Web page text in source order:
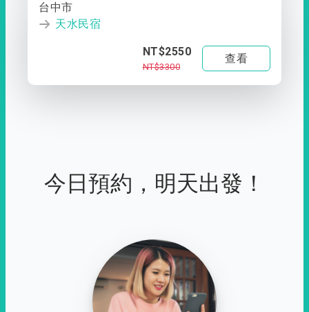
台中市
天水民宿
NT$2550
NT$3300
查看
今日預約，明天出發！